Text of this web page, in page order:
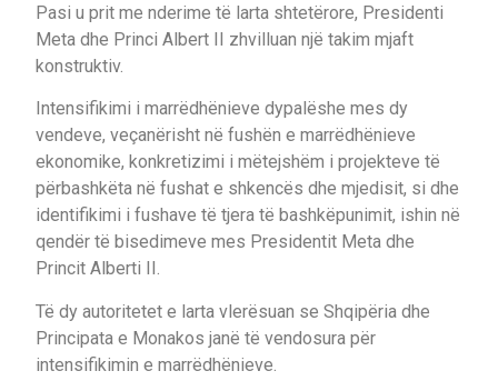
Pasi u prit me nderime të larta shtetërore, Presidenti
Meta dhe Princi Albert II zhvilluan një takim mjaft
konstruktiv.
Intensifikimi i marrëdhënieve dypalëshe mes dy
vendeve, veçanërisht në fushën e marrëdhënieve
ekonomike, konkretizimi i mëtejshëm i projekteve të
përbashkëta në fushat e shkencës dhe mjedisit, si dhe
identifikimi i fushave të tjera të bashkëpunimit, ishin në
qendër të bisedimeve mes Presidentit Meta dhe
Princit Alberti II.
Të dy autoritetet e larta vlerësuan se Shqipëria dhe
Principata e Monakos janë të vendosura për
intensifikimin e marrëdhënieve.